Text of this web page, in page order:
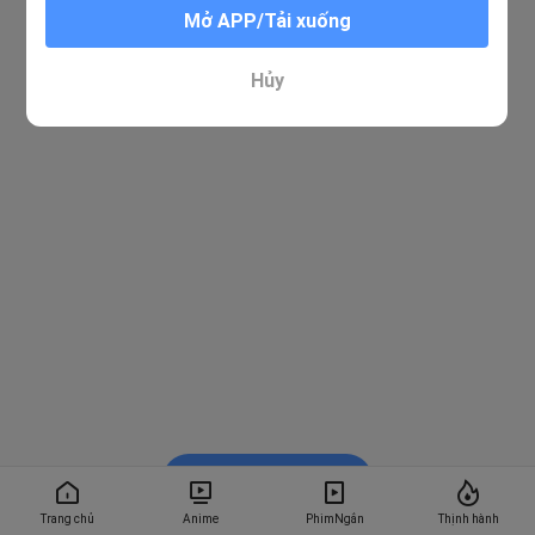
Trang chủ Anime PhimNgắn Thịnh hành
Mở APP/Tải xuống
Hủy
Xem trong BiliBili